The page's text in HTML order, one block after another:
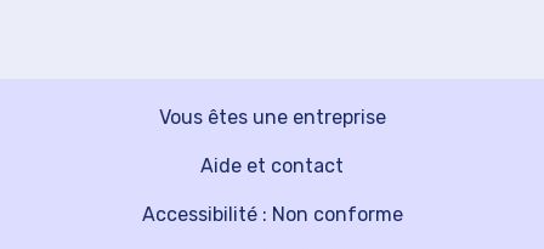
Vous êtes une entreprise
Aide et contact
Accessibilité : Non conforme